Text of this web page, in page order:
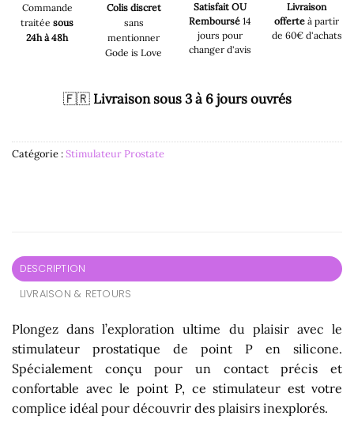
Commande
traitée sous
24h à 48h
Colis discret
sans
mentionner
Gode is Love
Satisfait OU
Remboursé14
jours pour
changer d'avis
Livraison
offerte à partir
de 60€ d'achats
🇫🇷 Livraison sous 3 à 6 jours ouvrés
Catégorie :Stimulateur Prostate
DESCRIPTION
LIVRAISON & RETOURS
Plongez dans l’exploration ultime du plaisir avec le
stimulateur prostatique de point P en silicone.
Spécialement conçu pour un contact précis et
confortable avec le point P, ce stimulateur est votre
complice idéal pour découvrir des plaisirs inexplorés.